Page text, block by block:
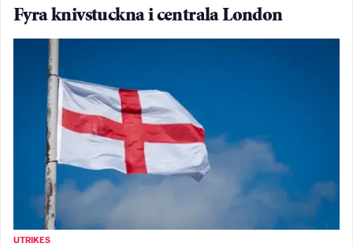
Fyra knivstuckna i centrala London
UTRIKES